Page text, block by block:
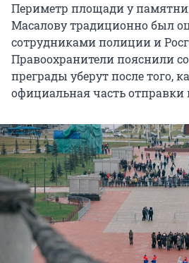
Периметр площади у
Масалову традиционно был
сотрудниками полиции и
Правоохранители пояснили
преграды уберут после того,
официальная часть